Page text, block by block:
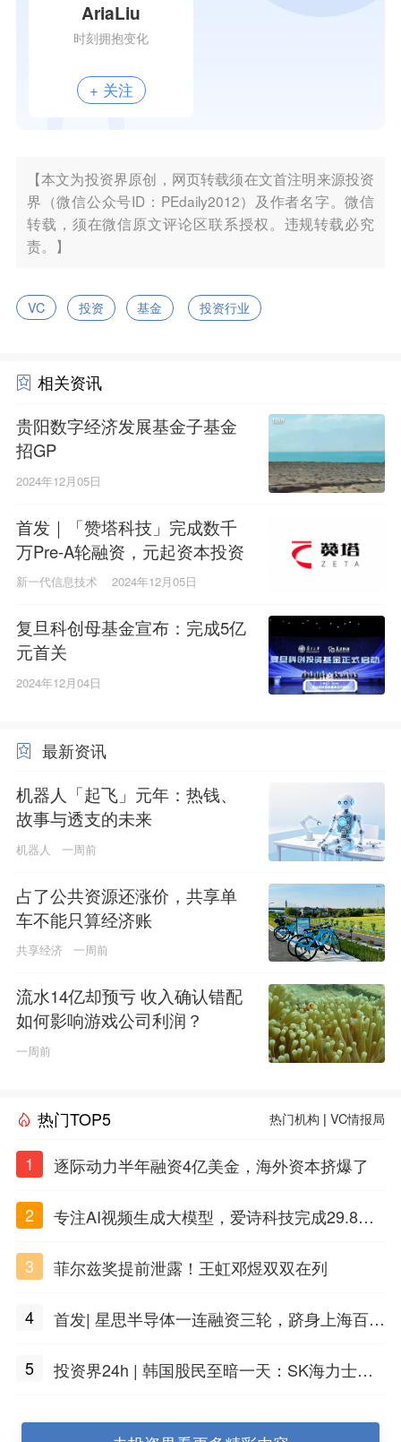
AriaLiu
时刻拥抱变化
+ 关注
【本文为投资界原创，网页转载须在文首注明来源投资
界（微信公众号ID：PEdaily2012）及作者名字。微信
转载，须在微信原文评论区联系授权。违规转载必究
责。】
VC 投资 基金 投资行业
相关资讯
贵阳数字经济发展基金子基金
招GP
2024年12月05日
首发｜「赞塔科技」完成数千
万Pre-A轮融资，元起资本投资
新一代信息技术 2024年12月05日
复旦科创母基金宣布：完成5亿
元首关
2024年12月04日
最新资讯
机器人「起飞」元年：热钱、
故事与透支的未来
机器人 一周前
占了公共资源还涨价，共享单
车不能只算经济账
共享经济 一周前
流水14亿却预亏 收入确认错配
如何影响游戏公司利润？
一周前
热门TOP5 热门机构 |VC情报局
1 逐际动力半年融资4亿美金，海外资本挤爆了
2
专注AI视频生成大模型，爱诗科技完成29.8亿
3
菲尔兹奖提前泄露！王虹邓煜双双在列
4
首发| 星思半导体一连融资三轮，跻身上海百亿
5
投资界24h | 韩国股民至暗一天：SK海力士暴
0亿母基金开启二轮遴选